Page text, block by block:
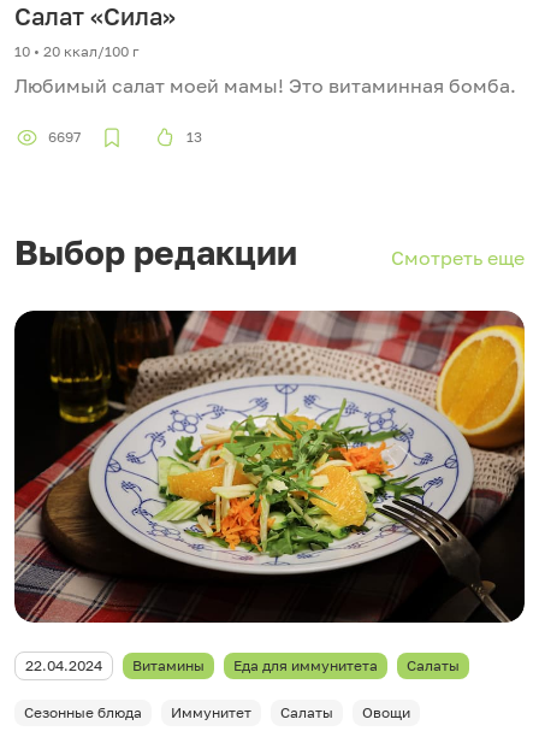
Салат «Сила»
10 • 20 ккал/100 г
Любимый салат моей мамы! Это витаминная бомба.
6697 13
Выбор редакции Смотреть еще
22.04.2024 Витамины Еда для иммунитета Салаты
Сезонные блюда Иммунитет Салаты Овощи